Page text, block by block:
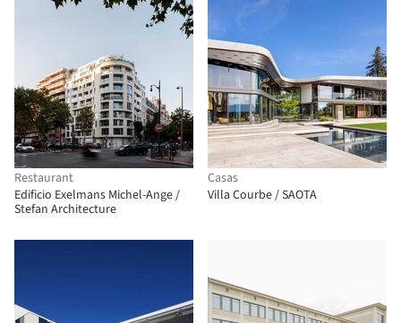
Restaurant
Edificio Exelmans Michel-Ange /
Stefan Architecture
Casas
Villa Courbe / SAOTA